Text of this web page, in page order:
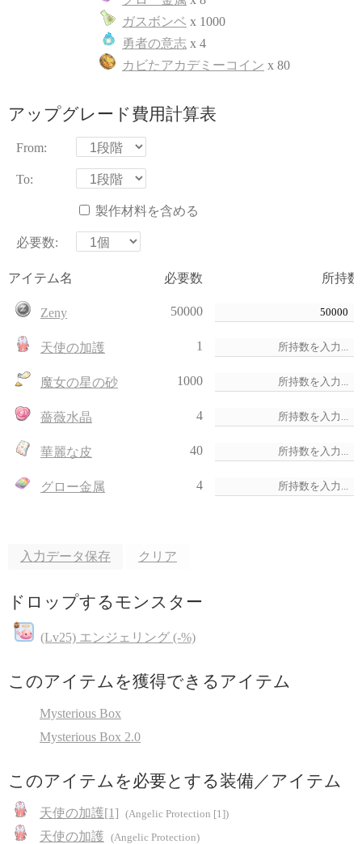
ガスボンベ x 1000
勇者の意志 x 4
カビたアカデミーコイン x 80
アップグレード費用計算表
From:
To:
製作材料を含める
必要数:
アイテム名 必要数 所持数
Zeny 50000
天使の加護 1
魔女の星の砂 1000
薔薇水晶 4
華麗な皮 40
グロー金属 4
入力データ保存 クリア
ドロップするモンスター
(Lv25) エンジェリング (-%)
このアイテムを獲得できるアイテム
Mysterious Box
Mysterious Box 2.0
このアイテムを必要とする装備／アイテム
天使の加護[1] (Angelic Protection [1])
天使の加護 (Angelic Protection)